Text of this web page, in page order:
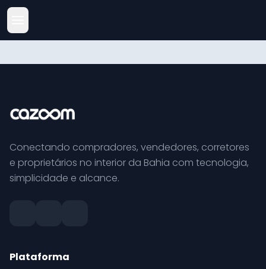
Conectando compradores, vendedores, corretores
e proprietários no interior da Bahia com tecnologia,
simplicidade e alcance.
Plataforma